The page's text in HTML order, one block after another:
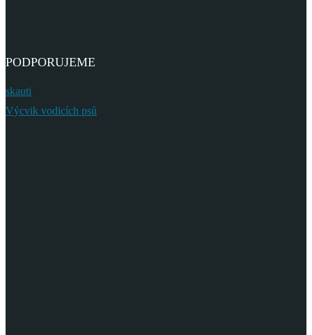
PODPORUJEME
skauti
Výcvik vodicích psů